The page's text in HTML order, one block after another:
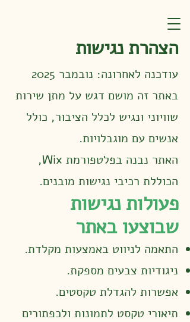
הצהרת נגישות
עודכנה לאחרונה: נובמבר 2025
באתר זה מושם דגש על מתן שירות
שוויוני ונגיש לכלל הציבור, כולל
אנשים עם מוגבלויות.
האתר נבנה בפלטפורמת Wix,
הכוללת רכיבי נגישות מובנים.
פעולות נגישות
שבוצעו באתר
התאמה לניווט באמצעות מקלדת.
ניגודיות צבעים מספקת.
אפשרות להגדלת טקסטים.
תיאורי טקסט לתמונות ולכפתורים